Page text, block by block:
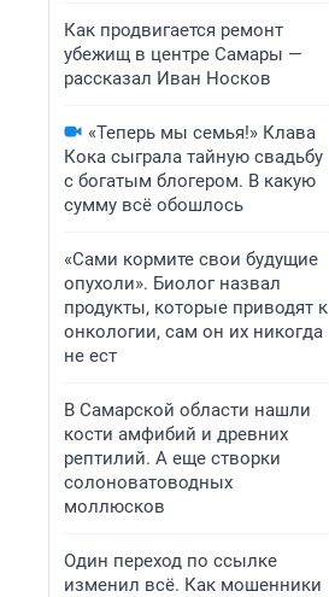
Как продвигается ремонт
убежищ в центре Самары —
рассказал Иван Носков
«Теперь мы семья!» Клава
Кока сыграла тайную свадьбу
с богатым блогером. В какую
сумму всё обошлось
«Сами кормите свои будущие
опухоли». Биолог назвал
продукты, которые приводят к
онкологии, сам он их никогда
не ест
В Самарской области нашли
кости амфибий и древних
рептилий. А еще створки
солоноватоводных
моллюсков
Один переход по ссылке
изменил всё. Как мошенники